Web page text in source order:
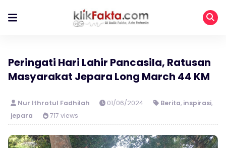
Peringati Hari Lahir Pancasila, Ratusan
Masyarakat Jepara Long March 44 KM
Nur Ithrotul Fadhilah 01/06/2024 Berita, inspirasi,
jepara
717 views